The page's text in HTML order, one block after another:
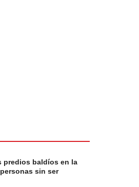
predios baldíos en la
sin ser